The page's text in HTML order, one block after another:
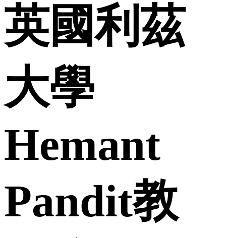
英國利茲
大學
Hemant
Pandit教